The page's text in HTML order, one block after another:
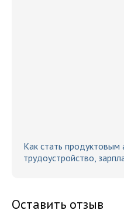
Как стать продуктовым
трудоустройство,
Оставить отзыв